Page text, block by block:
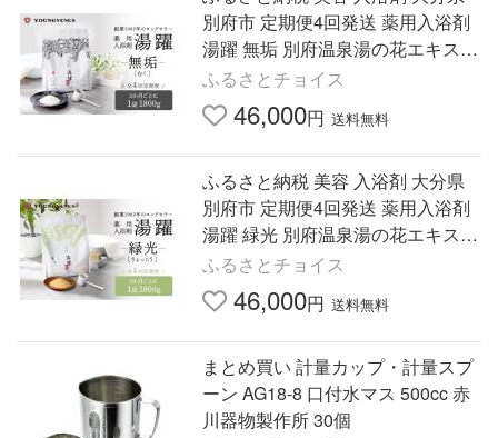
別府市 定期便4回発送 薬用入浴剤
湯躍 無垢 別府温泉湯の花エキス配
合 1,800g 定期便4回発送 薬用入浴
剤 湯躍 無垢 別府温…
ふるさとチョイス
46,000円 送料無料
ふるさと納税 美容 入浴剤 大分県
別府市 定期便4回発送 薬用入浴剤
湯躍 緑光 別府温泉湯の花エキス配
合 1,800g 定期便4回発送 薬用入浴
剤 湯躍 緑光 別府温…
ふるさとチョイス
46,000円 送料無料
まとめ買い 計量カップ・計量スプ
ーン AG18-8 口付水マス 500cc 赤
川器物製作所 30個